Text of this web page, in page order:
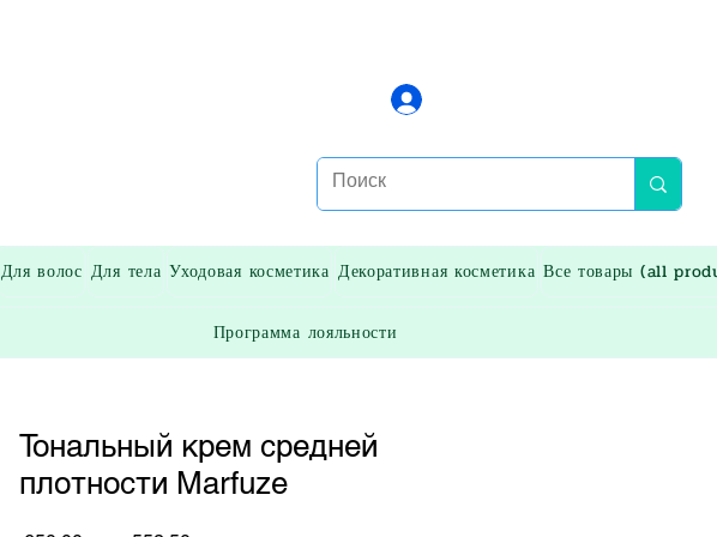
Для волос Для тела Уходовая косметика Декоративная косметика Все товары (all
Программа лояльности
Тональный крем средней
плотности Marfuze